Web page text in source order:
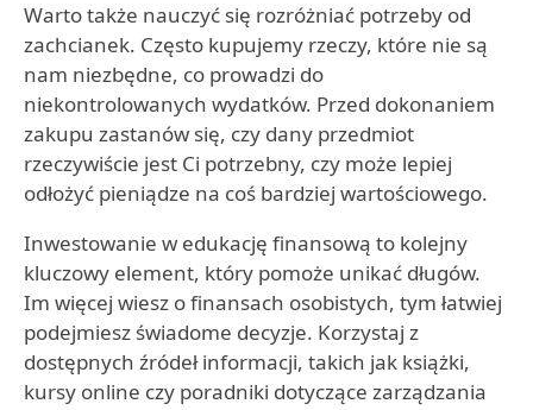
Warto także nauczyć się rozróżniać potrzeby od
zachcianek. Często kupujemy rzeczy, które nie są
nam niezbędne, co prowadzi do
niekontrolowanych wydatków. Przed dokonaniem
zakupu zastanów się, czy dany przedmiot
rzeczywiście jest Ci potrzebny, czy może lepiej
odłożyć pieniądze na coś bardziej wartościowego.
Inwestowanie w edukację finansową to kolejny
kluczowy element, który pomoże unikać długów.
Im więcej wiesz o finansach osobistych, tym łatwiej
podejmiesz świadome decyzje. Korzystaj z
dostępnych źródeł informacji, takich jak książki,
kursy online czy poradniki dotyczące zarządzania